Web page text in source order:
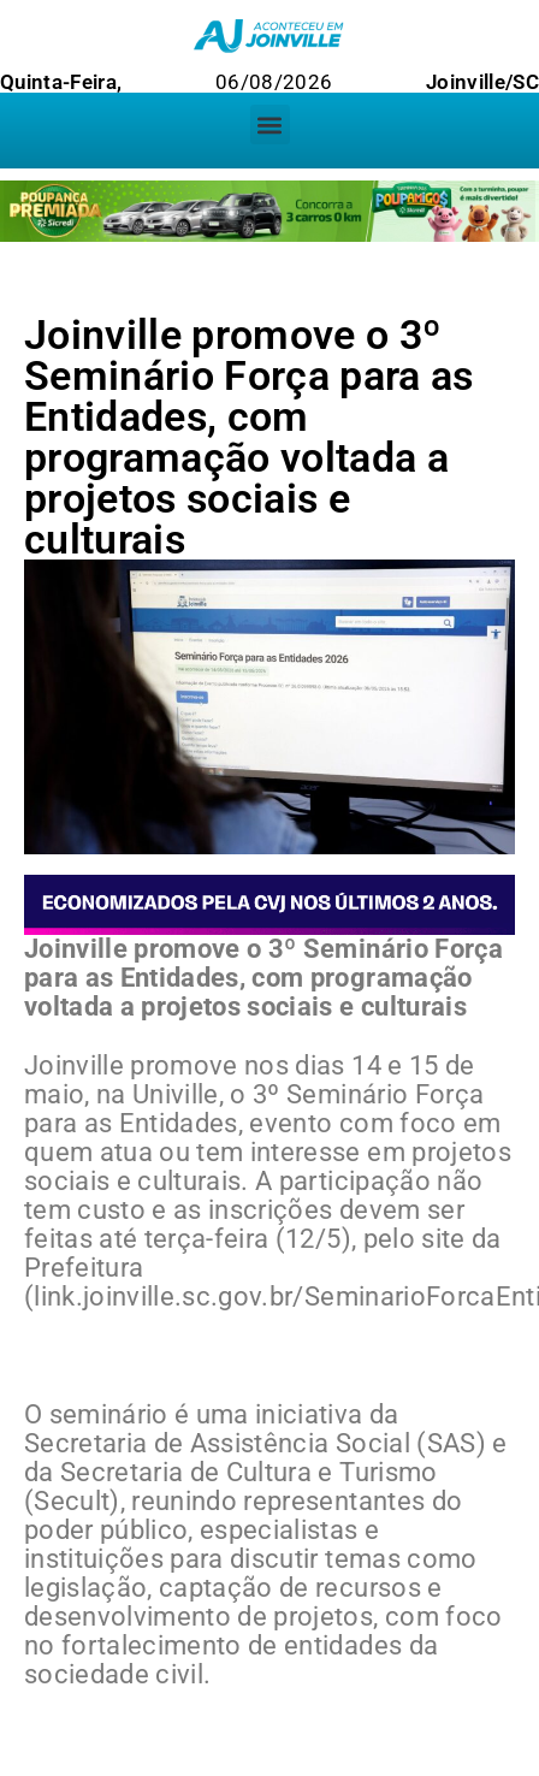
Quinta-Feira, 06/08/2026 Joinville/SC
Joinville promove o 3º
Seminário Força para as
Entidades, com
programação voltada a
projetos sociais e
culturais
Joinville promove o 3º Seminário Força
para as Entidades, com programação
voltada a projetos sociais e culturais
Joinville promove nos dias 14 e 15 de
maio, na Univille, o 3º Seminário Força
para as Entidades, evento com foco em
quem atua ou tem interesse em projetos
sociais e culturais. A participação não
tem custo e as inscrições devem ser
feitas até terça-feira (12/5), pelo site da
Prefeitura
(link.joinville.sc.gov.br/
O seminário é uma iniciativa da
Secretaria de Assistência Social (SAS) e
da Secretaria de Cultura e Turismo
(Secult), reunindo representantes do
poder público, especialistas e
instituições para discutir temas como
legislação, captação de recursos e
desenvolvimento de projetos, com foco
no fortalecimento de entidades da
sociedade civil.